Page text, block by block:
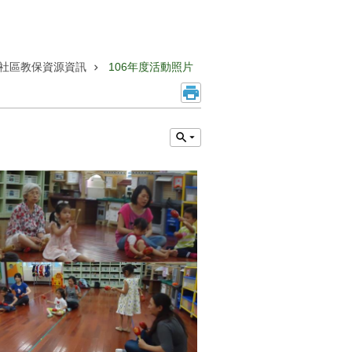
區教保資源資訊 106年度活動照片